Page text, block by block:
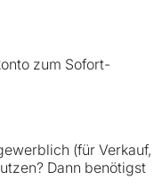
zum Sofort-
(für Verkauf,
Dann benötigst